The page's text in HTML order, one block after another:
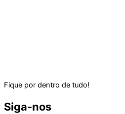
Fique por dentro de tudo!
Siga-nos